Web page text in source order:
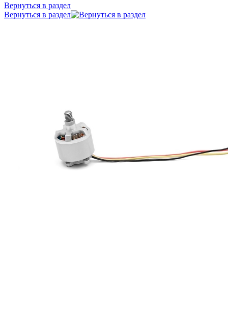
Вернуться в раздел
Вернуться в раздел